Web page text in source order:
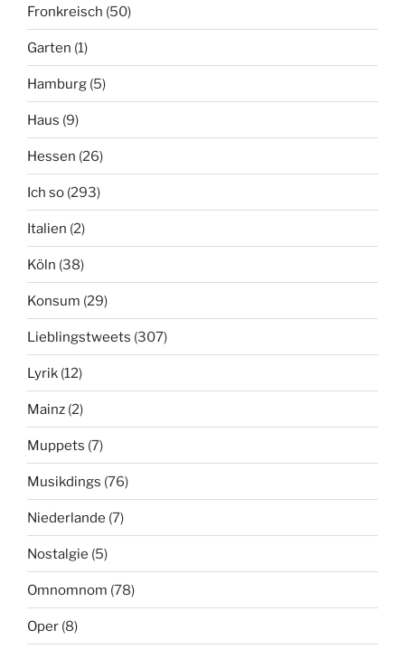
Fronkreisch (50)
Garten (1)
Hamburg (5)
Haus (9)
Hessen (26)
Ich so (293)
Italien (2)
Köln (38)
Konsum (29)
Lieblingstweets (307)
Lyrik (12)
Mainz (2)
Muppets (7)
Musikdings (76)
Niederlande (7)
Nostalgie (5)
Omnomnom (78)
Oper (8)